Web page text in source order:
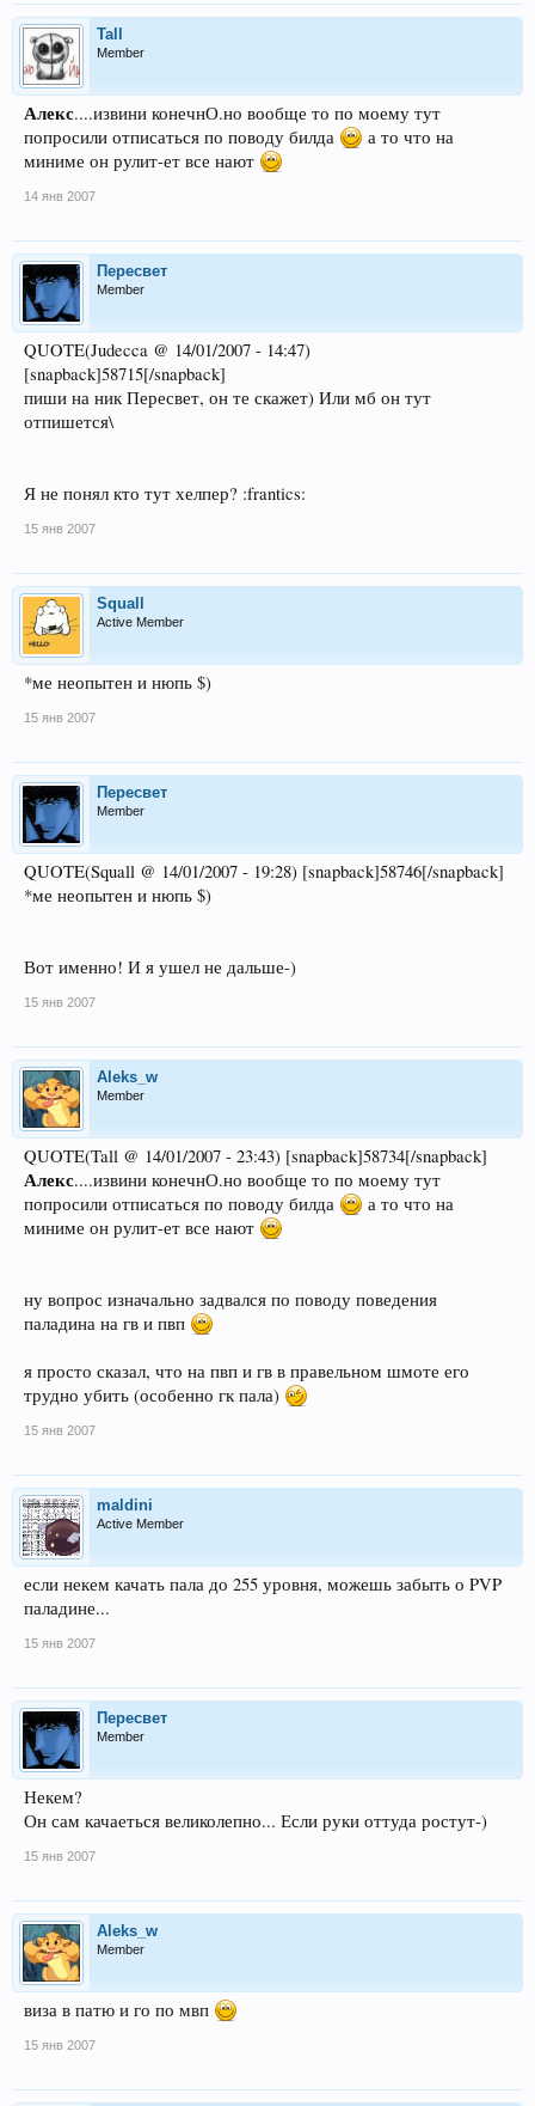
Tall
Member
Алекс....извини конечнО.но вообще то по моему тут
попросили отписаться по поводу билда
а то что на
миниме он рулит-ет все нают
14 янв 2007
Пересвет
Member
QUOTE(Judecca @ 14/01/2007 - 14:47)
[snapback]58715[/snapback]
пиши на ник Пересвет, он те скажет) Или мб он тут
отпишется\
Я не понял кто тут хелпер? :frantics:
15 янв 2007
Squall
Active Member
*ме неопытен и нюпь $)
15 янв 2007
Пересвет
Member
QUOTE(Squall @ 14/01/2007 - 19:28) [snapback]58746[/snapback]
*ме неопытен и нюпь $)
Вот именно! И я ушел не дальше-)
15 янв 2007
Aleks_w
Member
QUOTE(Tall @ 14/01/2007 - 23:43) [snapback]58734[/snapback]
Алекс....извини конечнО.но вообще то по моему тут
попросили отписаться по поводу билда
а то что на
миниме он рулит-ет все нают
ну вопрос изначально задвался по поводу поведения
паладина на гв и пвп
я просто сказал, что на пвп и гв в правельном шмоте его
трудно убить (особенно гк пала)
15 янв 2007
maldini
Active Member
если некем качать пала до 255 уровня, можешь забыть о PVP
паладине...
15 янв 2007
Пересвет
Member
Некем?
Он сам качаеться великолепно... Если руки оттуда ростут-)
15 янв 2007
Aleks_w
Member
виза в патю и го по мвп
15 янв 2007